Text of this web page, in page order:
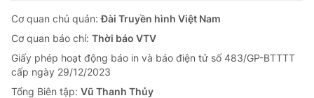
Cơ quan chủ quản:Đài Truyền hình Việt Nam
Cơ quan báo chí: Thời báo VTV
Giấy phép hoạt động báo in và báo điện tử số 483/GP-BTTTT
cấp ngày 29/12/2023
Tổng Biên tập: Vũ Thanh Thủy